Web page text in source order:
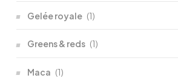
Gelée royale (1)
Greens & reds (1)
Maca (1)